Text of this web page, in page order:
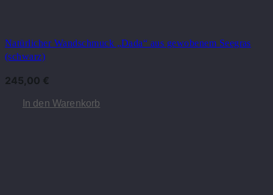
Natürlicher Wandschmuck „Dada“ aus gewobenem Seegras
(schwarz)
245,00 €
In den Warenkorb